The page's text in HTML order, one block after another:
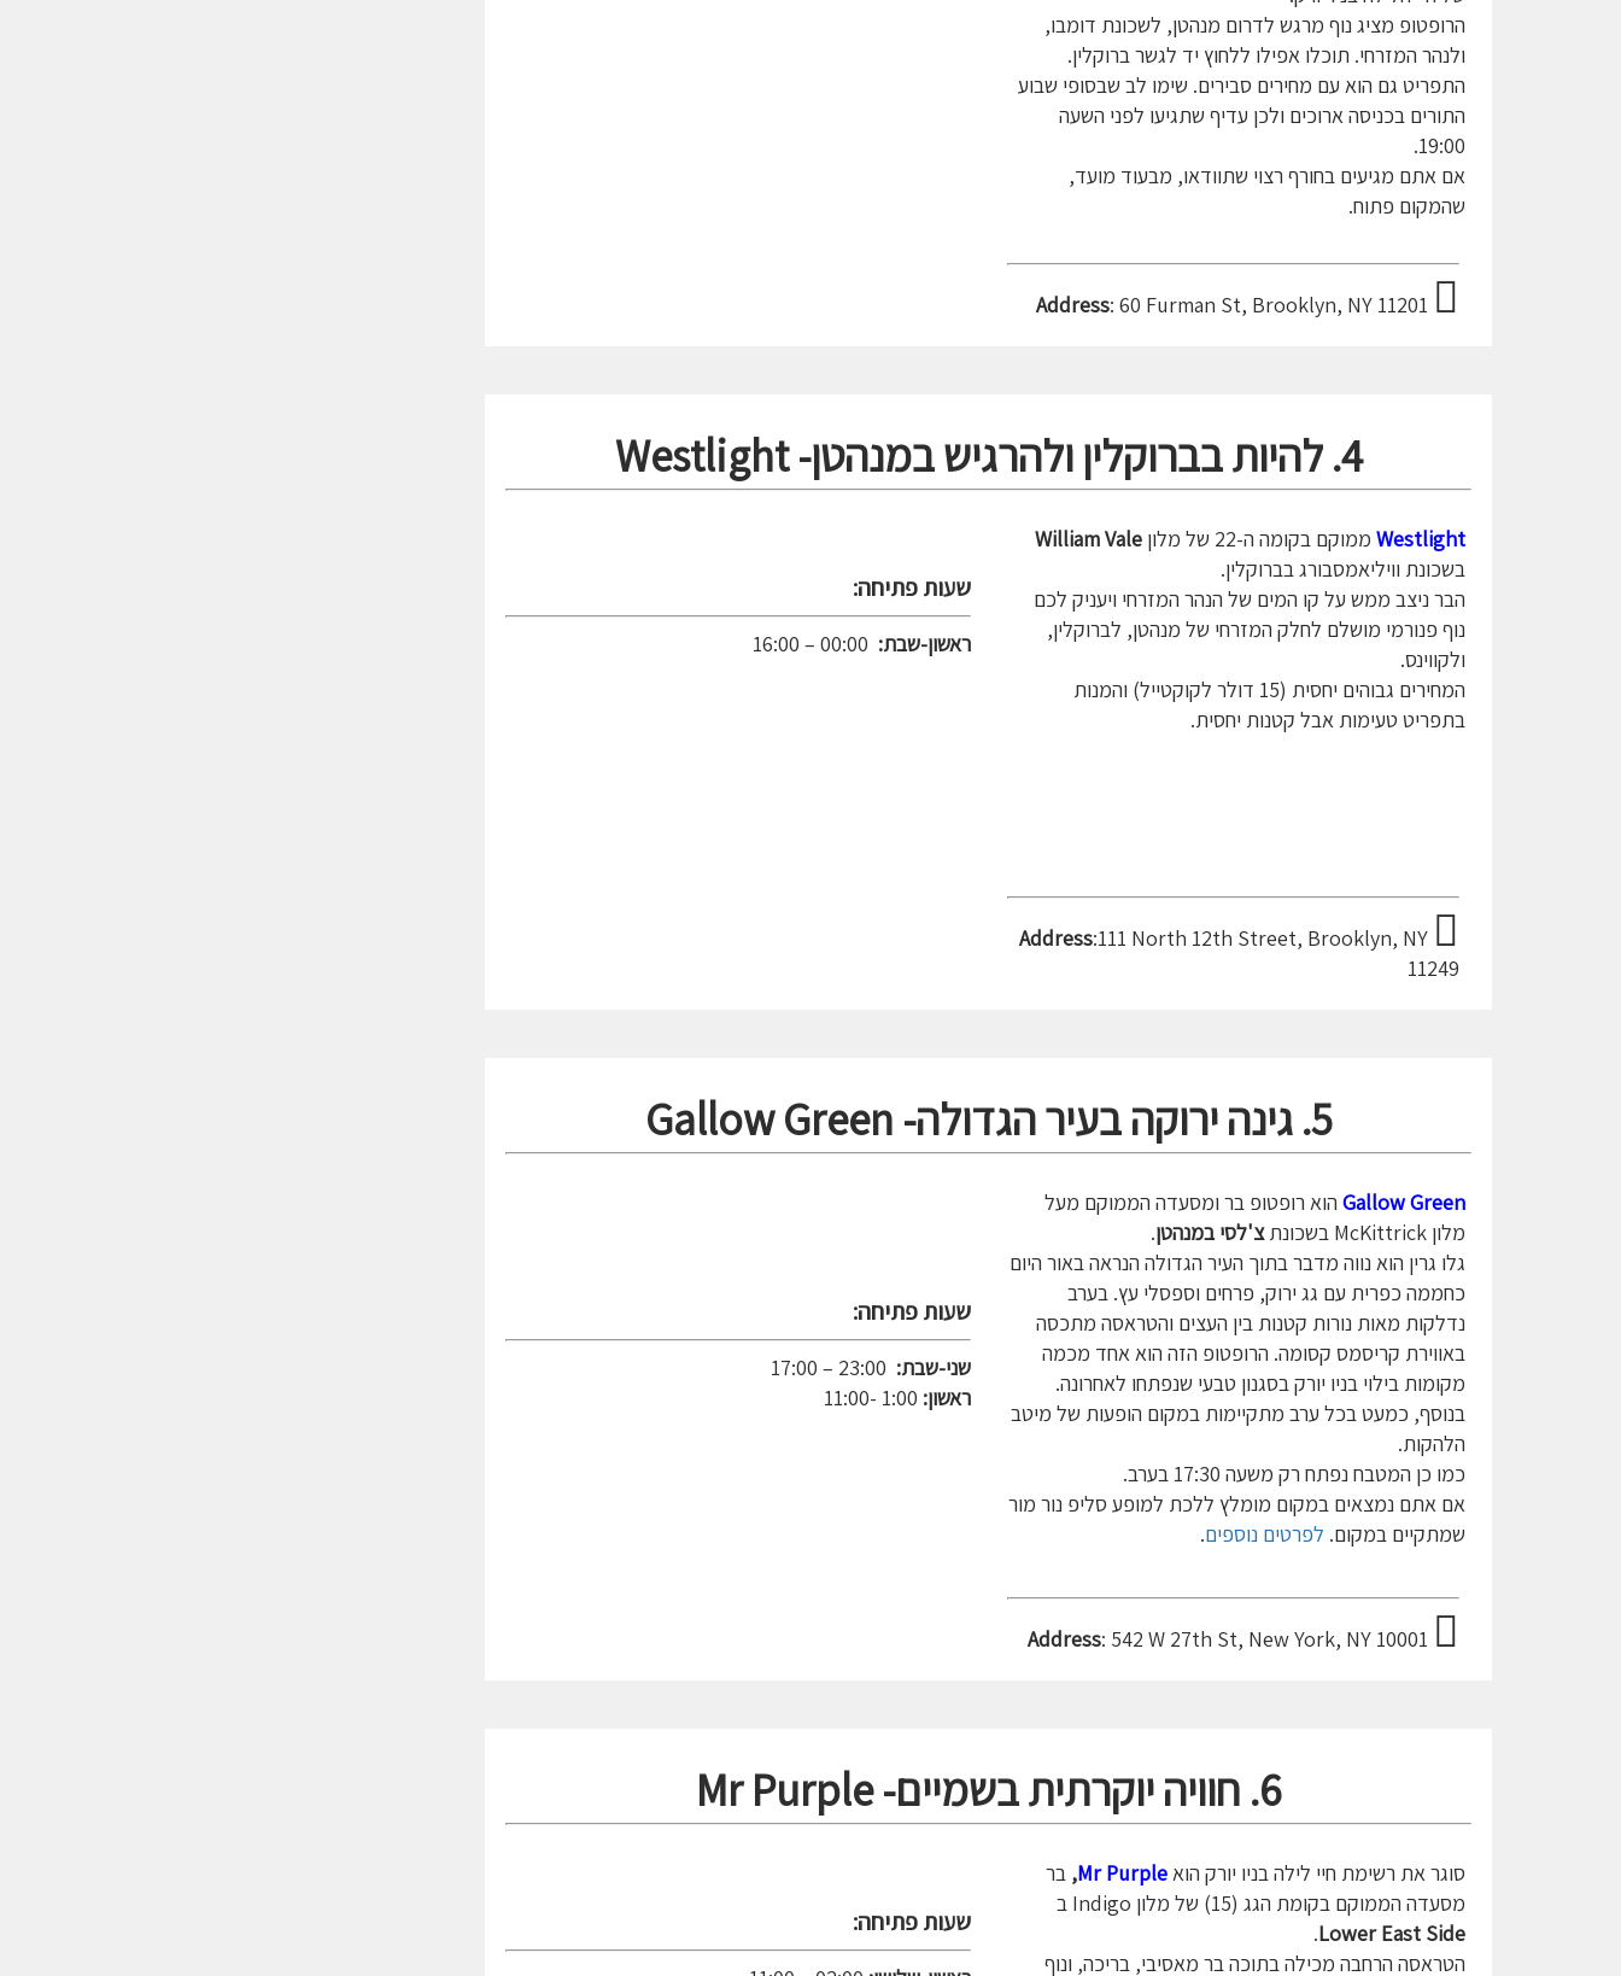
הרופטופ מציג נוף מרגש לדרום מנהטן, לשכונת דומבו,
ולנהר המזרחי. תוכלו אפילו ללחוץ יד לגשר ברוקלין.
התפריט גם הוא עם מחירים סבירים. שימו לב שבסופי שבוע
התורים בכניסה ארוכים ולכן עדיף שתגיעו לפני השעה
19:00.
אם אתם מגיעים בחורף רצוי שתוודאו, מבעוד מועד,
שהמקום פתוח.
Address: 60 Furman St, Brooklyn, NY 11201
4. להיות בברוקלין ולהרגיש במנהטן- Westlight
שעות פתיחה:
ראשון-שבת:
Westlight ממוקם בקומה ה-22 של מלון
William Vale
בשכונת וויליאמסבורג בברוקלין.
הבר ניצב ממש על קו המים של הנהר המזרחי ויעניק לכם
נוף פנורמי מושלם לחלק המזרחי של מנהטן, לברוקלין,
ולקווינס.
המחירים גבוהים יחסית (15 דולר לקוקטייל) והמנות
בתפריט טעימות אבל קטנות יחסית.
Address:111 North 12th Street, Brooklyn, NY
11249
5. גינה ירוקה בעיר הגדולה- Gallow Green
שעות פתיחה:
שני-שבת:
ראשון:
Gallow Green הוא רופטופ בר ומסעדה הממוקם מעל
מלון McKittrick בשכונת
צ'לסי במנהטן.
גלו גרין הוא נווה מדבר בתוך העיר הגדולה הנראה באור היום
כחממה כפרית עם גג ירוק, פרחים וספסלי עץ. בערב
נדלקות מאות נורות קטנות בין העצים והטראסה מתכסה
באווירת קריסמס קסומה. הרופטופ הזה הוא אחד מכמה
מקומות בילוי בניו יורק בסגנון טבעי שנפתחו לאחרונה.
בנוסף, כמעט בכל ערב מתקיימות במקום הופעות של מיטב
הלהקות.
כמו כן המטבח נפתח רק משעה 17:30 בערב.
אם אתם נמצאים במקום מומלץ ללכת למופע סליפ נור מור
שמתקיים במקום. לפרטים נוספים.
Address: 542 W 27th St, New York, NY 10001
6. חוויה יוקרתית בשמיים- Mr Purple
שעות פתיחה:
סוגר את רשימת חיי לילה בניו יורק הואMr Purple
, בר
מסעדה הממוקם בקומת הגג (15) של מלון Indigo ב
Lower East Side
.
הטראסה הרחבה מכילה בתוכה בר מאסיבי, בריכה, ונוף